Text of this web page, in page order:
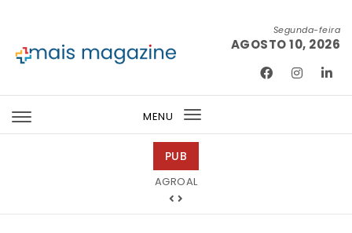
Segunda-feira
AGOSTO 10, 2026
MENU
Toggle
PUB
Bondex